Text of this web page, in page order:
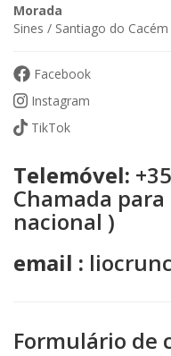
Morada
Sines / Santiago do Cacém
Facebook
Instagram
TikTok
Telemóvel:
Chamada
nacional )
email :
Formulário de